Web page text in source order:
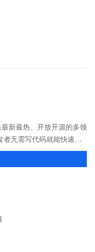
新最热、开放开源的多领
无需写代码就能快速体
，对模型进行二次开